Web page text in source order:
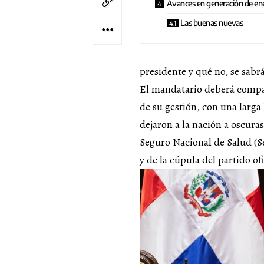
Avances en generación de
Las buenas nuevas
presidente y qué no, se
El mandatario deberá
de su gestión, con una
dejaron a la nación a
Seguro Nacional de Salud
y de la cúpula del partido